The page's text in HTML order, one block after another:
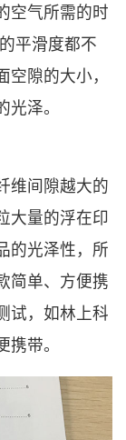
空气所需的时
平滑度都不
隙的大小，
泽。
维间隙越大的
大量的浮在印
的光泽性，所
简单、方便携
试，如林上科
带。